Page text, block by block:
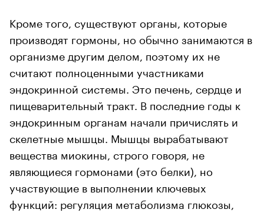
Кроме того, существуют органы, которые
производят гормоны, но обычно занимаются в
организме другим делом, поэтому их не
считают полноценными участниками
эндокринной системы. Это печень, сердце и
пищеварительный тракт. В последние годы к
эндокринным органам начали причислять и
скелетные мышцы. Мышцы вырабатывают
вещества миокины, строго говоря, не
являющиеся гормонами (это белки), но
участвующие в выполнении ключевых
функций: регуляция метаболизма глюкозы,